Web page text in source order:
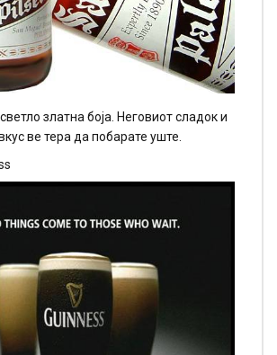
златна боја. Неговиот сладок и
ве тера да побарате уште.